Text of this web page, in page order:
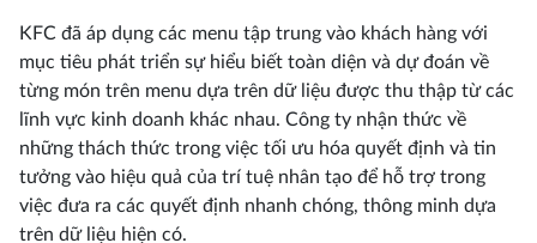
KFC đã áp dụng các menu tập trung vào khách hàng với
mục tiêu phát triển sự hiểu biết toàn diện và dự đoán về
từng món trên menu dựa trên dữ liệu được thu thập từ các
lĩnh vực kinh doanh khác nhau. Công ty nhận thức về
những thách thức trong việc tối ưu hóa quyết định và tin
tưởng vào hiệu quả của trí tuệ nhân tạo để hỗ trợ trong
việc đưa ra các quyết định nhanh chóng, thông minh dựa
trên dữ liệu hiện có.